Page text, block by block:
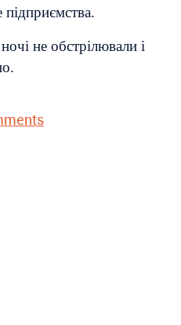
не обстрілювали і